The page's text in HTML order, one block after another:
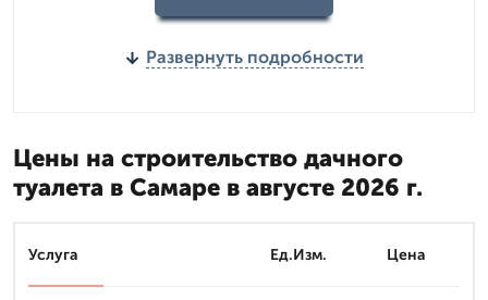
Развернуть подробности
Цены на строительство дачного
туалета в Самаре в августе 2026 г.
Услуга Ед.Изм. Цена